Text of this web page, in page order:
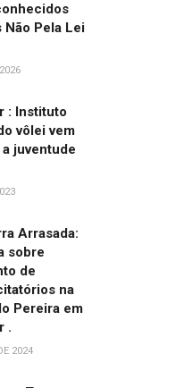
Não Pela Lei
: Instituto
vôlei vem
juventude
Arrasada:
sobre
de
na
Pereira em
.
2024